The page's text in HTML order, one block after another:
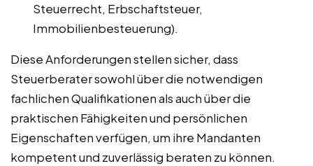
Steuerrecht, Erbschaftsteuer,
Immobilienbesteuerung).
Diese Anforderungen stellen sicher, dass
Steuerberater sowohl über die notwendigen
fachlichen Qualifikationen als auch über die
praktischen Fähigkeiten und persönlichen
Eigenschaften verfügen, um ihre Mandanten
kompetent und zuverlässig beraten zu können.